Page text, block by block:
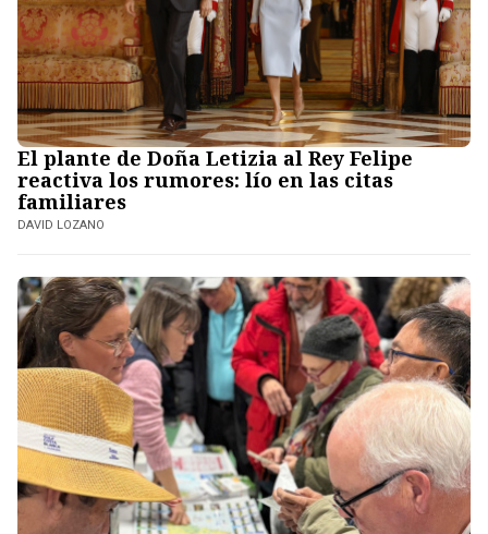
El plante de Doña Letizia al Rey Felipe
reactiva los rumores: lío en las citas
familiares
DAVID LOZANO